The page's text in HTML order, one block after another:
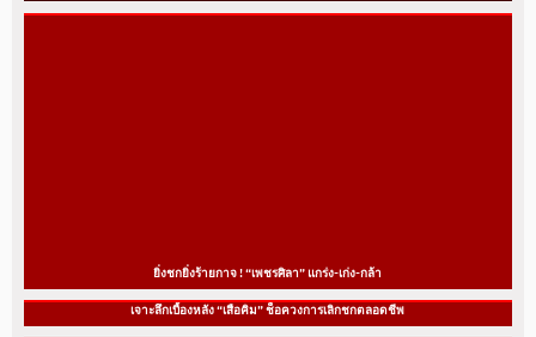
ยิ่งชกยิ่งร้ายกาจ ! “เพชรศิลา” แกร่ง-เก่ง-กล้า
เจาะลึกเบื้องหลัง “เสือคิม” ช็อควงการเลิกชกตลอดชีพ